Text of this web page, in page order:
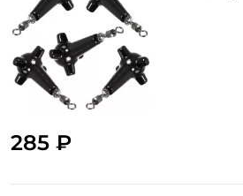
285 ₽
У меня уже есть